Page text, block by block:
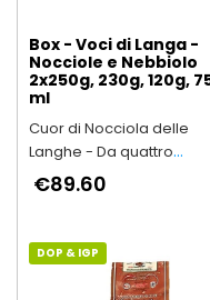
Box - Voci di Langa -
Nocciole e Nebbiolo
2x250g, 230g, 120g,
ml
Cuor di Nocciola delle
Langhe - Da quattro
generazioni in Alta Langa
€89.60
DOP & IGP